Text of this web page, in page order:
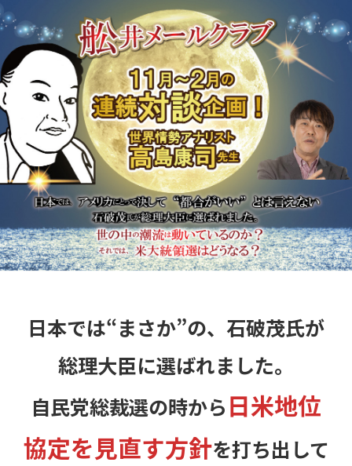
日本では“まさか”の、石破茂氏が
総理大臣に選ばれました。
自民党総裁選の時から日米地位
協定を見直す方針を打ち出して